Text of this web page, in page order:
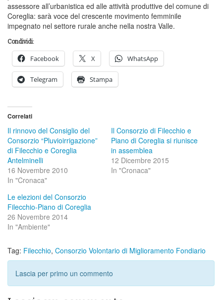
assessore all’urbanistica ed alle attività produttive del comune di
Coreglia: sarà voce del crescente movimento femminile
impegnato nel settore rurale anche nella nostra Valle.
Condividi:
Facebook X WhatsApp
Telegram Stampa
Correlati
Il rinnovo del Consiglio del
Consorzio “Pluvioirrigazione”
di Filecchio e Coreglia
Antelminelli
16 Novembre 2010
In "Cronaca"
Il Consorzio di Filecchio e
Piano di Coreglia si riunisce
in assemblea
12 Dicembre 2015
In "Cronaca"
Le elezioni del Consorzio
Filecchio-Piano di Coreglia
26 Novembre 2014
In "Ambiente"
Tag: Filecchio, Consorzio Volontario di Miglioramento Fondiario
Lascia per primo un commento